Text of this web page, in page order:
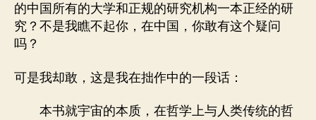
的中国所有的大学和正规的研究机构一本正经的研
究？不是我瞧不起你，在中国，你敢有这个疑问
吗？
可是我却敢，这是我在拙作中的一段话：
本书就宇宙的本质，在哲学上与人类传统的哲